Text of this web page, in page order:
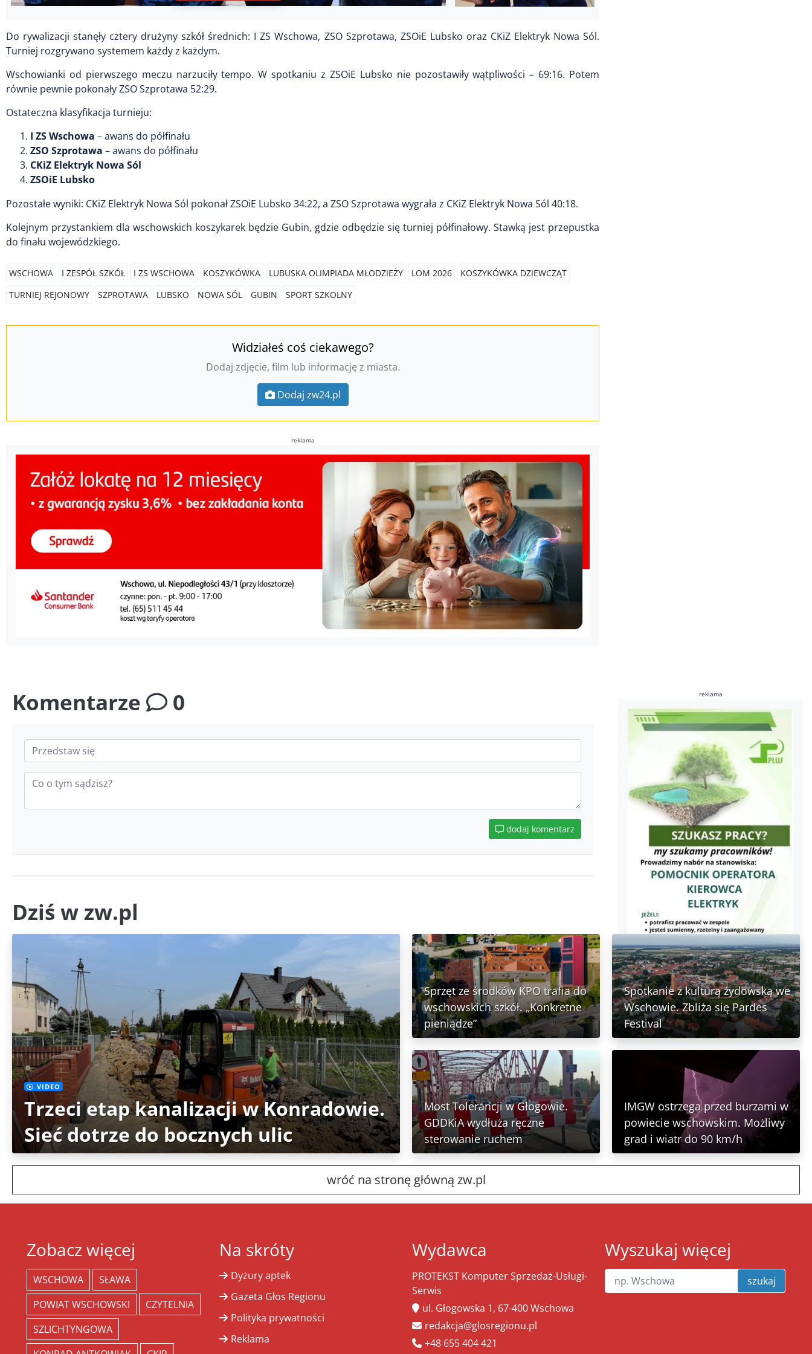
Do rywalizacji stanęły cztery drużyny szkół średnich: I ZS Wschowa, ZSO Szprotawa, ZSOiE Lubsko oraz CKiZ Elektryk Nowa Sól.
Turniej rozgrywano systemem każdy z każdym.
Wschowianki od pierwszego meczu narzuciły tempo. W spotkaniu z ZSOiE Lubsko nie pozostawiły wątpliwości – 69:16. Potem
równie pewnie pokonały ZSO Szprotawa 52:29.
Ostateczna klasyfikacja turnieju:
I ZS Wschowa – awans do półfinału
ZSO Szprotawa – awans do półfinału
CKiZ Elektryk Nowa Sól
ZSOiE Lubsko
Pozostałe wyniki: CKiZ Elektryk Nowa Sól pokonał ZSOiE Lubsko 34:22, a ZSO Szprotawa wygrała z CKiZ Elektryk Nowa Sól 40:18.
Kolejnym przystankiem dla wschowskich koszykarek będzie Gubin, gdzie odbędzie się turniej półfinałowy. Stawką jest przepustka
do finału wojewódzkiego.
WSCHOWA I ZESPÓŁ SZKÓŁ I ZS WSCHOWA KOSZYKÓWKA LUBUSKA OLIMPIADA MŁODZIEŻY LOM 2026
KOSZYKÓWKA DZIEWCZĄT
TURNIEJ REJONOWY
SZPROTAWA LUBSKO NOWA SÓL GUBIN SPORT SZKOLNY
Widziałeś coś ciekawego?
Dodaj zdjęcie, film lub informację z miasta.
Dodaj zw24.pl
reklama
Komentarze 0
dodaj komentarz
reklama
Dziś w zw.pl
VIDEO
Trzeci etap kanalizacji w Konradowie.
Sieć dotrze do bocznych ulic
Sprzęt ze środków KPO trafia do
wschowskich szkół. „Konkretne
pieniądze”
Spotkanie z kulturą żydowską we
Wschowie. Zbliża się Pardes
Festival
Most Tolerancji w Głogowie.
GDDKiA wydłuża ręczne
sterowanie ruchem
IMGW ostrzega przed burzami w
powiecie wschowskim. Możliwy
grad i wiatr do 90 km/h
wróć na stronę główną zw.pl
Zobacz więcej
WSCHOWA
SŁAWA
POWIAT WSCHOWSKI
CZYTELNIA
SZLICHTYNGOWA
Na skróty
Dyżury aptek
Gazeta Głos Regionu
Polityka prywatności
Reklama
Wydawca
PROTEKST Komputer Sprzedaż-Usługi-
Serwis
ul. Głogowska 1, 67-400 Wschowa
redakcja@glosregionu.pl
+48 655 404 421
Wyszukaj więcej
szukaj